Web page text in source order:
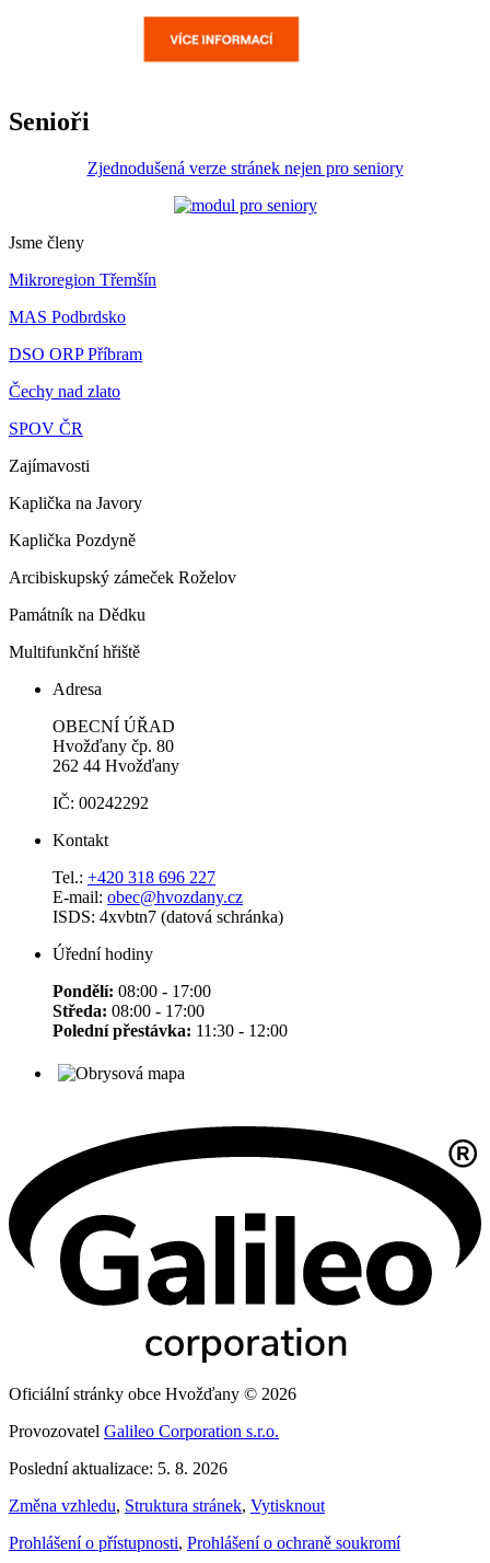
Senioři
Zjednodušená verze stránek nejen pro seniory
Jsme členy
Mikroregion Třemšín
MAS Podbrdsko
DSO ORP Příbram
Čechy nad zlato
SPOV ČR
Zajímavosti
Kaplička na Javory
Kaplička Pozdyně
Arcibiskupský zámeček Roželov
Památník na Dědku
Multifunkční hřiště
Adresa
OBECNÍ ÚŘAD
Hvožďany čp. 80
262 44 Hvožďany
IČ: 00242292
Kontakt
Tel.: +420 318 696 227
E-mail: obec@hvozdany.cz
ISDS: 4xvbtn7 (datová schránka)
Úřední hodiny
Pondělí: 08:00 - 17:00
Středa: 08:00 - 17:00
Polední přestávka: 11:30 - 12:00
Oficiální stránky obce Hvožďany © 2026
Provozovatel Galileo Corporation s.r.o.
Poslední aktualizace: 5. 8. 2026
Změna vzhledu, Struktura stránek, Vytisknout
Prohlášení o přístupnosti, Prohlášení o ochraně soukromí